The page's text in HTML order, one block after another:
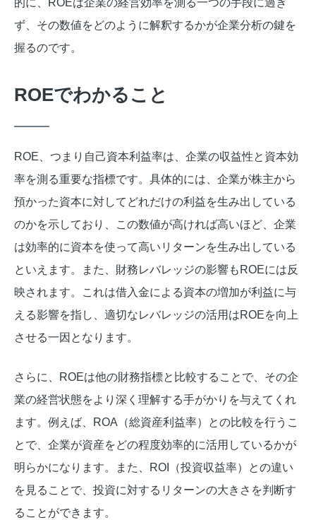
的に、ROEは企業の経営効率を測る一つの手段に過ぎ
ず、その数値をどのように解釈するかが企業分析の鍵を
握るのです。
ROEでわかること
ROE、つまり自己資本利益率は、企業の収益性と資本効
率を測る重要な指標です。具体的には、企業が株主から
預かった資本に対してどれだけの利益を生み出している
のかを示しており、この数値が高ければ高いほど、企業
は効率的に資本を使って高いリターンを生み出している
といえます。また、財務レバレッジの影響もROEには反
映されます。これは借入金による資本の増加が利益に与
える影響を指し、適切なレバレッジの活用はROEを向上
させる一因となります。
さらに、ROEは他の財務指標と比較することで、その企
業の経営状態をより深く理解する手がかりを与えてくれ
ます。例えば、ROA（総資産利益率）との比較を行うこ
とで、企業が資産をどの程度効率的に活用しているかが
明らかになります。また、ROI（投資収益率）との違い
を見ることで、投資に対するリターンの大きさを判断す
ることができます。